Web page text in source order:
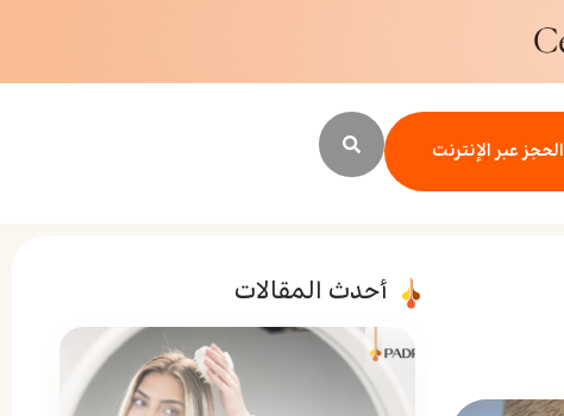
الحجز عبر الإنترنت
أحدث المقالات